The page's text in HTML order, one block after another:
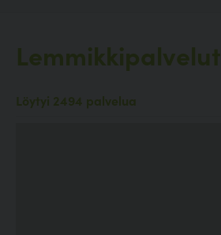
Lemmikkipalvelut
Löytyi 2494 palvelua